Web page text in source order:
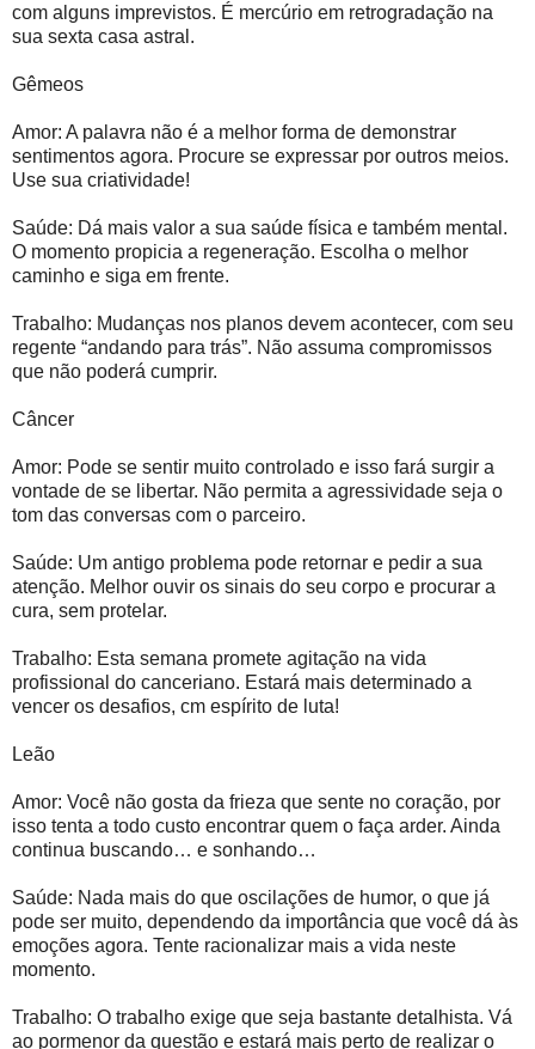
com alguns imprevistos. É mercúrio em retrogradação na
sua sexta casa astral.
Gêmeos
Amor: A palavra não é a melhor forma de demonstrar
sentimentos agora. Procure se expressar por outros meios.
Use sua criatividade!
Saúde: Dá mais valor a sua saúde física e também mental.
O momento propicia a regeneração. Escolha o melhor
caminho e siga em frente.
Trabalho: Mudanças nos planos devem acontecer, com seu
regente “andando para trás”. Não assuma compromissos
que não poderá cumprir.
Câncer
Amor: Pode se sentir muito controlado e isso fará surgir a
vontade de se libertar. Não permita a agressividade seja o
tom das conversas com o parceiro.
Saúde: Um antigo problema pode retornar e pedir a sua
atenção. Melhor ouvir os sinais do seu corpo e procurar a
cura, sem protelar.
Trabalho: Esta semana promete agitação na vida
profissional do canceriano. Estará mais determinado a
vencer os desafios, cm espírito de luta!
Leão
Amor: Você não gosta da frieza que sente no coração, por
isso tenta a todo custo encontrar quem o faça arder. Ainda
continua buscando… e sonhando…
Saúde: Nada mais do que oscilações de humor, o que já
pode ser muito, dependendo da importância que você dá às
emoções agora. Tente racionalizar mais a vida neste
momento.
Trabalho: O trabalho exige que seja bastante detalhista. Vá
ao pormenor da questão e estará mais perto de realizar o